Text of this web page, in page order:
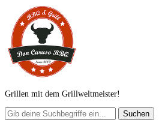
Grillen mit dem Grillweltmeister!